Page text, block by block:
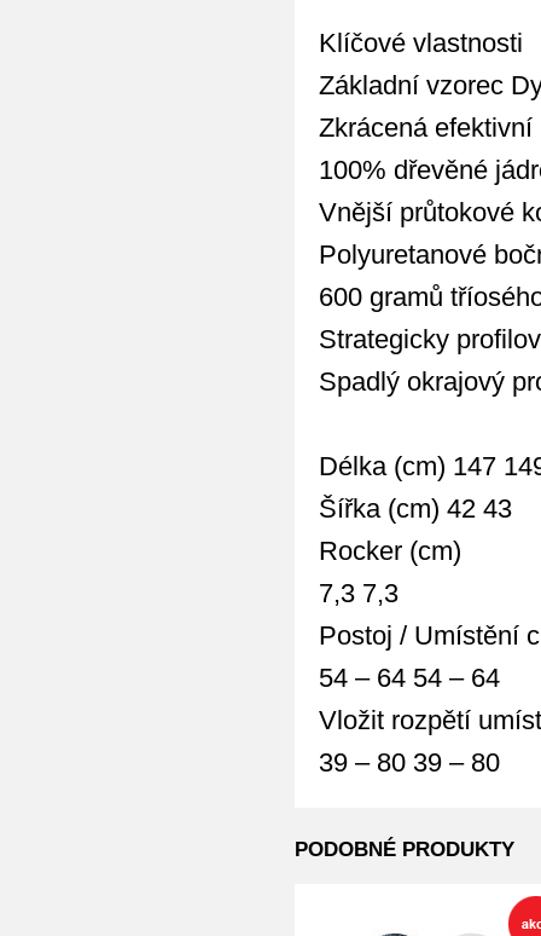
Klíčové vlastnosti
Základní vzorec
Zkrácená efektivní
100% dřevěné
Vnější průtokové
Polyuretanové
600 gramů
Strategicky
Spadlý okrajový
Délka (cm) 147
Šířka (cm) 42 43
Rocker (cm)
7,3 7,3
Postoj / Umístění
54 – 64 54 – 64
Vložit rozpětí
39 – 80 39 – 80
PODOBNÉ PRODUKTY